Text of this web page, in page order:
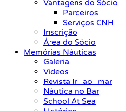
Vantagens do Sócio
Parceiros
Serviços CNH
Inscrição
Área do Sócio
Memórias Náuticas
Galeria
Vídeos
Revista Ir_ao_mar
Náutica no Bar
School At Sea